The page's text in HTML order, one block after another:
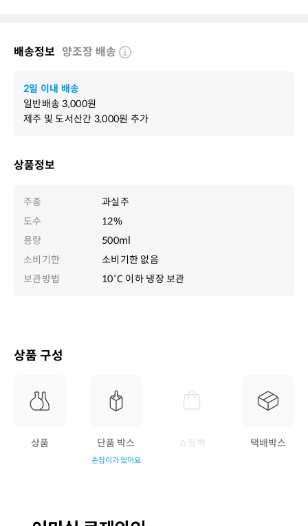
상품정보
주종
과실주
도수
12%
용량
500ml
소비기한
소비기한 없음
보관방법
10˚C 이하 냉장 보관
배송정보 양조장 배송
2일 이내 배송
일반배송3,000원
제주 및 도서산간 3,000원 추가
상품 구성
상품 단품 박스
손잡이가 있어요
쇼핑백 택배박스